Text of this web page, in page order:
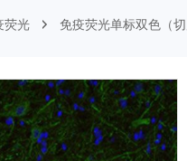
荧光 免疫荧光单标双色（切